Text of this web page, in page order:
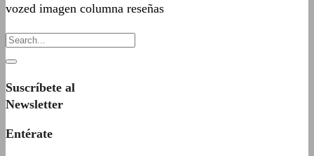
vozed imagen columna reseñas
Suscríbete al
Newsletter
Entérate